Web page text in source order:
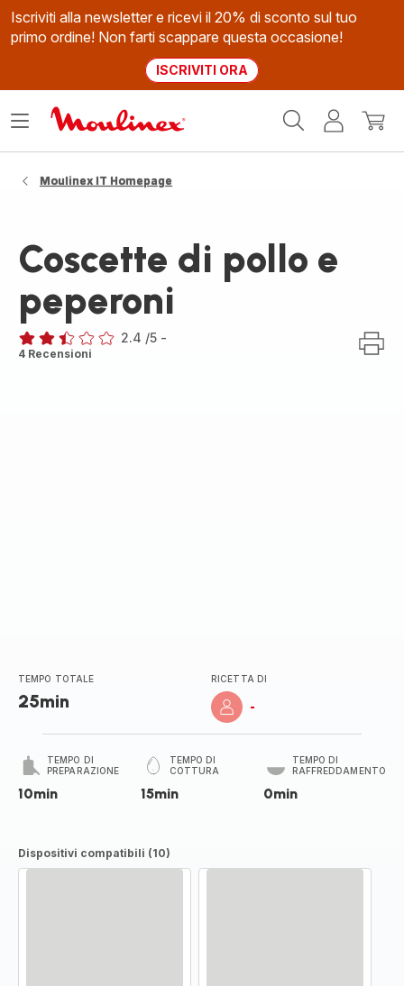
Iscriviti alla newsletter e ricevi il 20% di sconto sul tuo
primo ordine! Non farti scappare questa occasione!
ISCRIVITI ORA
Il
Apri
Moulinex IT Homepage
Coscette di pollo e
peperoni
ratings.2.4
2.4 /5 -
4 Recensioni
TEMPO TOTALE
25min
RICETTA DI
-
TEMPO DI
PREPARAZIONE
10min
TEMPO DI
COTTURA
15min
TEMPO DI
RAFFREDDAMENTO
0min
Dispositivi compatibili (10)